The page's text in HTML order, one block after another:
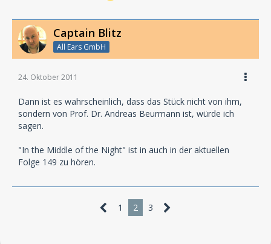
Captain Blitz
All Ears GmbH
24. Oktober 2011
Dann ist es wahrscheinlich, dass das Stück nicht von ihm,
sondern von Prof. Dr. Andreas Beurmann ist, würde ich
sagen.
"In the Middle of the Night" ist in auch in der aktuellen
Folge 149 zu hören.
1 2 3